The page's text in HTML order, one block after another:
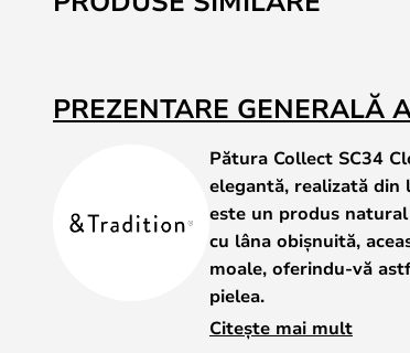
PREZENTARE GENERALĂ
Pătura Collect SC34
elegantă, realizată din
este un produs
cu lâna obișnuită,
moale, oferindu-vă
pielea.
Citește mai mult